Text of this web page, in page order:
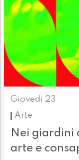
Giovedì 23
Arte
Nei giardini
arte e